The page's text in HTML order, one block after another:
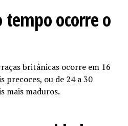
ocorre o
britânicas ocorre em 16
precoces, ou de 24 a 30
mais maduros.